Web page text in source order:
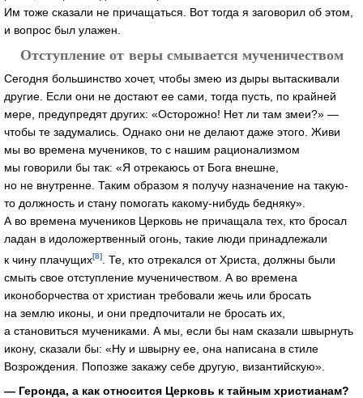
Им тоже сказали не причащаться. Вот тогда я заговорил об этом,
и вопрос был улажен.
Отступление от веры смывается мученичеством
Сегодня большинство хочет, чтобы змею из дыры вытаскивали
другие. Если они не достают ее сами, тогда пусть, по крайней
мере, предупредят других: «Осторожно! Нет ли там змеи?» —
чтобы те задумались. Однако они не делают даже этого. Живи
мы во времена мучеников, то с нашим рационализмом
мы говорили бы так: «Я отрекаюсь от Бога внешне,
но не внутренне. Таким образом я получу назначение на такую-
то должность и стану помогать какому-нибудь бедняку».
А во времена мучеников Церковь не причащала тех, кто бросал
ладан в идоложертвенный огонь, такие люди принадлежали
к чину плачущих[8]
. Те, кто отрекался от Христа, должны были
смыть свое отступление мученичеством. А во времена
иконоборчества от христиан требовали жечь или бросать
на землю иконы, и они предпочитали не бросать их,
а становиться мучениками. А мы, если бы нам сказали швырнуть
икону, сказали бы: «Ну и швырну ее, она написана в стиле
Возрождения. Попозже закажу себе другую, византийскую».
— Геронда, а как относится Церковь к тайным христианам?